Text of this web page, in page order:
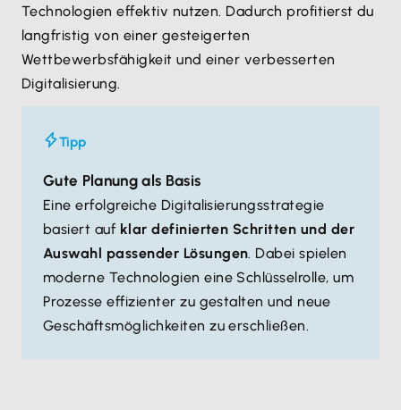
Technologien effektiv nutzen. Dadurch profitierst du
langfristig von einer gesteigerten
Wettbewerbsfähigkeit und einer verbesserten
Digitalisierung.
Tipp
Gute Planung als Basis
Eine erfolgreiche Digitalisierungsstrategie
basiert auf klar definierten Schritten und der
Auswahl passender Lösungen. Dabei spielen
moderne Technologien eine Schlüsselrolle, um
Prozesse effizienter zu gestalten und neue
Geschäftsmöglichkeiten zu erschließen.